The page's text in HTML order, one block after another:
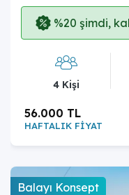
%20 şimdi,
4 Kişi
HAFTALIK FİYAT
56.000 TL
Balayı Konsept